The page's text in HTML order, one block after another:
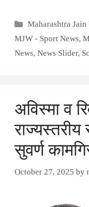
Categories
Maharashtra Jain
MJW - Sport News,
News, News Slider,
अविस्मा व
राज्यस्तरीय
सुवर्ण
October 27, 2025 by